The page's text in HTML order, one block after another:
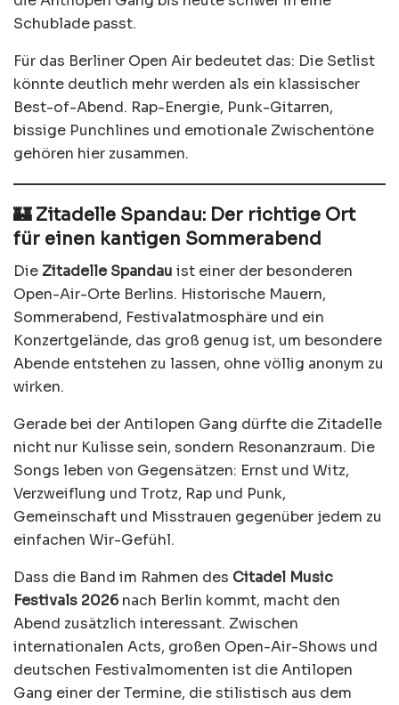
Schublade passt.
Für das Berliner Open Air bedeutet das: Die Setlist
könnte deutlich mehr werden als ein klassischer
Best-of-Abend. Rap-Energie, Punk-Gitarren,
bissige Punchlines und emotionale Zwischentöne
gehören hier zusammen.
🏰 Zitadelle Spandau: Der richtige Ort
für einen kantigen Sommerabend
Die Zitadelle Spandau ist einer der besonderen
Open-Air-Orte Berlins. Historische Mauern,
Sommerabend, Festivalatmosphäre und ein
Konzertgelände, das groß genug ist, um besondere
Abende entstehen zu lassen, ohne völlig anonym zu
wirken.
Gerade bei der Antilopen Gang dürfte die Zitadelle
nicht nur Kulisse sein, sondern Resonanzraum. Die
Songs leben von Gegensätzen: Ernst und Witz,
Verzweiflung und Trotz, Rap und Punk,
Gemeinschaft und Misstrauen gegenüber jedem zu
einfachen Wir-Gefühl.
Dass die Band im Rahmen des Citadel Music
Festivals 2026nach Berlin kommt, macht den
Abend zusätzlich interessant. Zwischen
internationalen Acts, großen Open-Air-Shows und
deutschen Festivalmomenten ist die Antilopen
Gang einer der Termine, die stilistisch aus dem